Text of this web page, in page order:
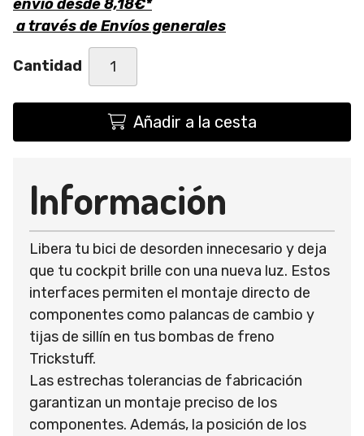
envío desde8,18€*
a través deEnvíos generales
Cantidad
Añadir a la cesta
Información
Libera tu bici de desorden innecesario y deja
que tu cockpit brille con una nueva luz. Estos
interfaces permiten el montaje directo de
componentes como palancas de cambio y
tijas de sillín en tus bombas de freno
Trickstuff.
Las estrechas tolerancias de fabricación
garantizan un montaje preciso de los
componentes. Además, la posición de los